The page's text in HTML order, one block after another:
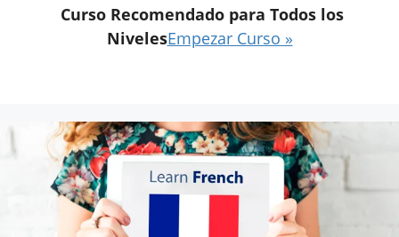
Curso Recomendado para Todos los
NivelesEmpezar Curso »